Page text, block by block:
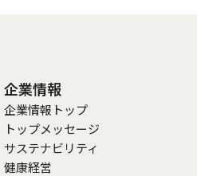
企業情報
企業情報トップ
トップメッセージ
サステナビリティ
健康経営